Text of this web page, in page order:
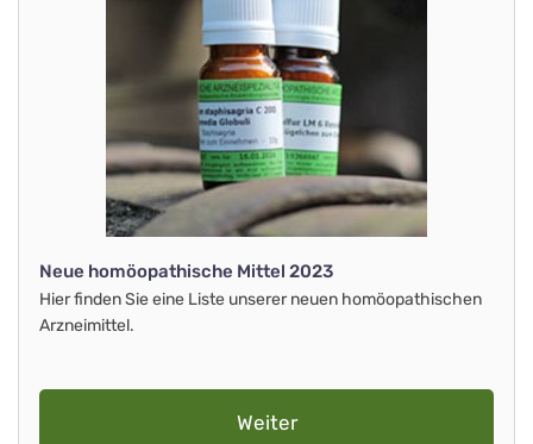
Neue homöopathische Mittel 2023
Hier finden Sie eine Liste unserer neuen homöopathischen
Arzneimittel.
Weiter